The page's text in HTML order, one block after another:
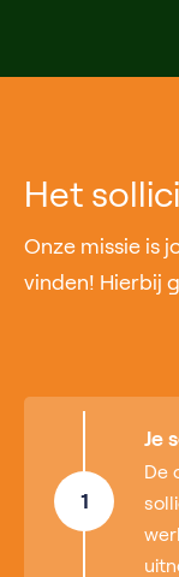
Het
Onze missie is
vinden! Hierbij
1
Je
De